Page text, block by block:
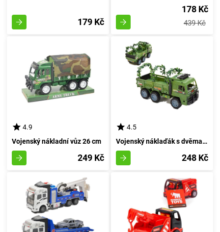
179 Kč
178 Kč
439 Kč
4.9
Vojenský nákladní vůz 26 cm
249 Kč
4.5
Vojenský náklaďák s dvěma vojáky
248 Kč